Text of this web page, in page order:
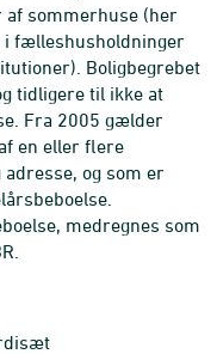
af sommerhuse (her
i fælleshusholdninger
Boligbegrebet
tidligere til ikke at
Fra 2005 gælder
en eller flere
og som er
medregnes som